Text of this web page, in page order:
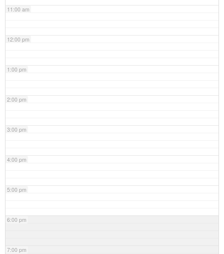
11:00 am
12:00 pm
1:00 pm
2:00 pm
3:00 pm
4:00 pm
5:00 pm
6:00 pm
7:00 pm